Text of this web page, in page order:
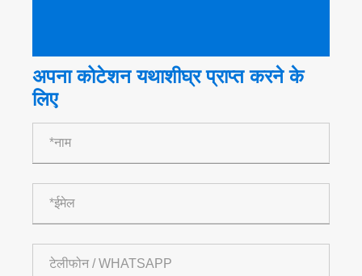
अपना कोटेशन यथाशीघ्र प्राप्त करने के
लिए